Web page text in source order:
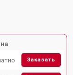
Заказать